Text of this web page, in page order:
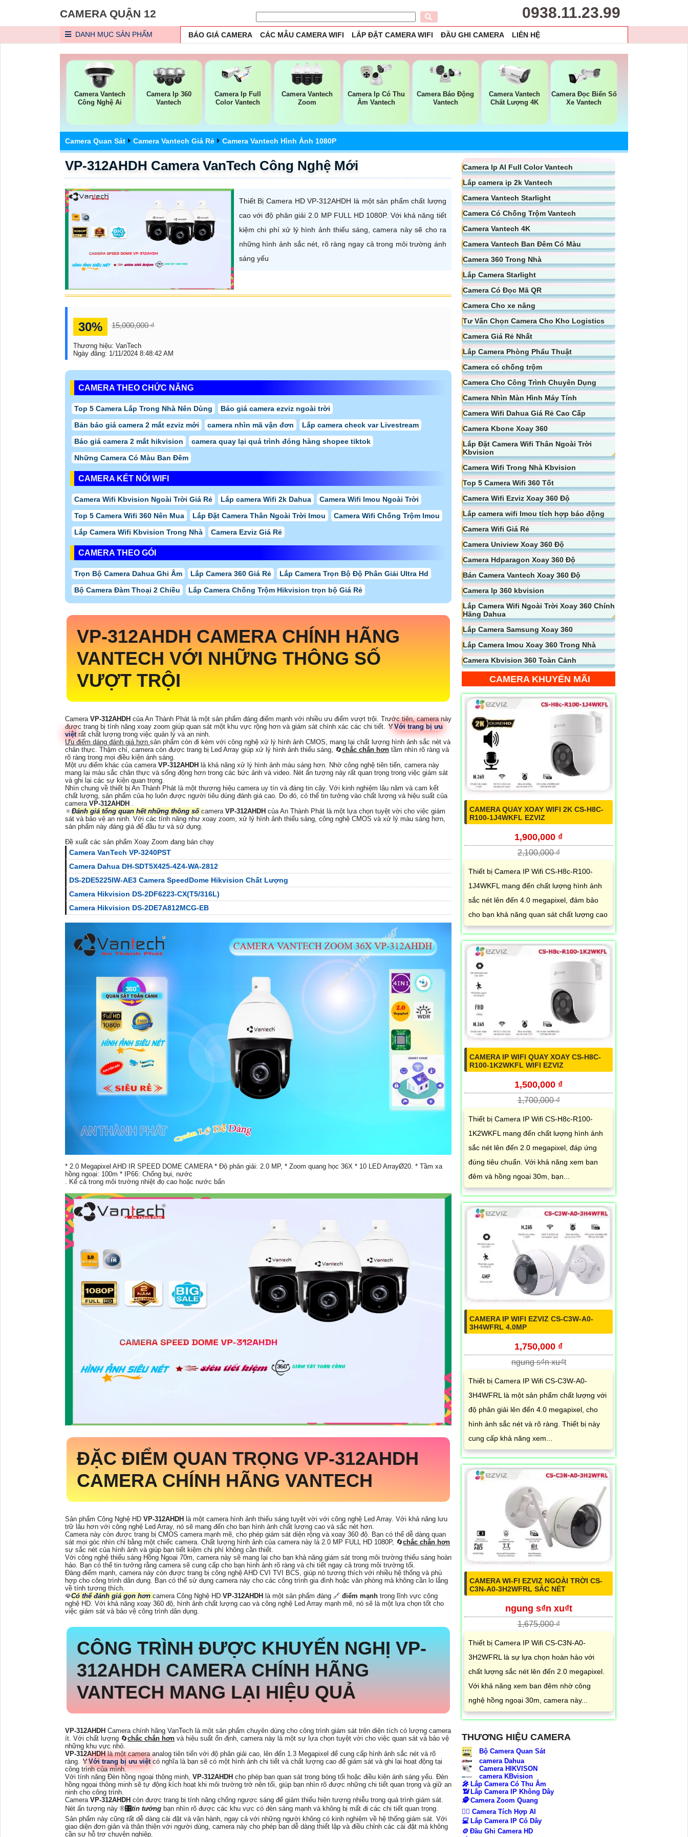
CAMERA QUẬN 12 0938.11.23.99
DANH MỤC SẢN PHẨM BÁO GIÁ CAMERA CÁC MẪU CAMERA WIFI LẮP ĐẶT CAMERA WIFI ĐẦU GHI CAMERA LIÊN HỆ
Camera Vantech
Công Nghệ Ai
Camera Ip 360
Vantech
Camera Ip Full
Color Vantech
Camera Vantech
Zoom
Camera Ip Có Thu
Âm Vantech
Camera Báo Động
Vantech
Camera Vantech
Chất Lượng 4K
Camera Đọc Biển Số
Xe Vantech
Camera Quan Sát Camera Vantech Giá Rẻ Camera Vantech Hình Ảnh 1080P
VP-312AHDH Camera VanTech Công Nghệ Mới
Thiết Bị Camera HD VP-312AHDH là một sản phẩm chất lượng
cao với độ phân giải 2.0 MP FULL HD 1080P. Với khả năng tiết
kiệm chi phí xử lý hình ảnh thiếu sáng, camera này sẽ cho ra
những hình ảnh sắc nét, rõ ràng ngay cả trong môi trường ánh
sáng yếu
30% 15,000,000 ₫
Thương hiệu: VanTech
Ngày đăng: 1/11/2024 8:48:42 AM
CAMERA THEO CHỨC NĂNG
Top 5 Camera Lắp Trong Nhà Nên Dùng
Báo giá camera ezviz ngoài trời
Bản báo giá camera 2 mắt ezviz mới
camera nhìn mã vận đơn
Lắp camera check var Livestream
Báo giá camera 2 mắt hikvision
camera quay lại quá trình đóng hàng shopee tiktok
Những Camera Có Màu Ban Đêm
CAMERA KẾT NỐI WIFI
Camera Wifi Kbvision Ngoài Trời Giá Rẻ Lắp camera Wifi 2k Dahua
Camera Wifi Imou Ngoài Trời
Top 5 Camera Wifi 360 Nên Mua
Lắp Đặt Camera Thân Ngoài Trời Imou
Camera Wifi Chống Trộm Imou
Lắp Camera Wifi Kbvision Trong Nhà
Camera Ezviz Giá Rẻ
CAMERA THEO GÓI
Trọn Bộ Camera Dahua Ghi Âm Lắp Camera 360 Giá Rẻ
Lắp Camera Trọn Bộ Độ Phân Giải Ultra Hd
Bộ Camera Đàm Thoại 2 Chiều
Lắp Camera Chống Trộm Hikvision trọn bộ Giá Rẻ
VP-312AHDH CAMERA CHÍNH HÃNG
VANTECH VỚI NHỮNG THÔNG SỐ
VƯỢT TRỘI
Camera VP-312AHDH của An Thành Phát là một sản phẩm đáng điểm mạnh với nhiều ưu điểm vượt trội. Trước tiên, camera này
được trang bị tính năng xoay zoom giúp quan sát một khu vực rộng hơn và giám sát chính xác các chi tiết. ️🏅 Với trang bị ưu
việtrất chất lượng trong việc quản lý và an ninh.
Ưu điểm dáng đánh giá hơn sản phẩm còn đi kèm với công nghệ xử lý hình ảnh CMOS, mang lại chất lượng hình ảnh sắc nét và
chân thực. Thậm chí, camera còn được trang bị Led Array giúp xử lý hình ảnh thiếu sáng, 🔄chắc chắn hơn tầm nhìn rõ ràng và
rõ ràng trong mọi điều kiện ánh sáng.
Một ưu điểm khác của camera VP-312AHDH là khả năng xử lý hình ảnh màu sáng hơn. Nhờ công nghệ tiên tiến, camera này
mang lại màu sắc chân thực và sống động hơn trong các bức ảnh và video. Nét ấn tượng này rất quan trọng trong việc giám sát
và ghi lại các sự kiện quan trọng.
Nhìn chung về thiết bị An Thành Phát là một thương hiệu camera uy tín và đáng tin cậy. Với kinh nghiệm lâu năm và cam kết
chất lượng, sản phẩm của họ luôn được người tiêu dùng đánh giá cao. Do đó, có thể tin tưởng vào chất lượng và hiệu suất của
camera VP-312AHDH .
🔅 Đánh giá tổng quan hết những thông số camera VP-312AHDH của An Thành Phát là một lựa chọn tuyệt vời cho việc giám
sát và bảo vệ an ninh. Với các tính năng như xoay zoom, xử lý hình ảnh thiếu sáng, công nghệ CMOS và xử lý màu sáng hơn,
sản phẩm này đáng giá để đầu tư và sử dụng.
Đề xuất các sản phẩm Xoay Zoom đang bán chạy
Camera VanTech VP-3240PST
Camera Dahua DH-SDT5X425-4Z4-WA-2812
DS-2DE5225IW-AE3 Camera SpeedDome Hikvision Chất Lượng
Camera Hikvision DS-2DF6223-CX(T5/316L)
Camera Hikvision DS-2DE7A812MCG-EB
* 2.0 Megapixel AHD IR SPEED DOME CAMERA * Độ phân giải: 2.0 MP, * Zoom quang học 36X * 10 LED ArrayØ20. * Tầm xa
hồng ngoại: 100m * IP66: Chống bụi, nước
. Kể cả trong môi trường nhiệt đọ cao hoặc nước bẩn
ĐẶC ĐIỂM QUAN TRỌNG VP-312AHDH
CAMERA CHÍNH HÃNG VANTECH
Sản phẩm Công Nghệ HD VP-312AHDH là một camera hình ảnh thiếu sáng tuyệt vời với công nghệ Led Array. Với khả năng lưu
trữ lâu hơn với công nghệ Led Array, nó sẽ mang đến cho bạn hình ảnh chất lượng cao và sắc nét hơn.
Camera này còn được trang bị CMOS camera mạnh mẽ, cho phép giám sát diện rộng và xoay 360 độ. Bạn có thể dễ dàng quan
sát mọi góc nhìn chỉ bằng một chiếc camera. Chất lượng hình ảnh của camera này là 2.0 MP FULL HD 1080P, 🔄chắc chắn hơn
sự sắc nét của hình ảnh và giúp bạn tiết kiệm chi phí không cần thiết.
Với công nghệ thiếu sáng Hồng Ngoại 70m, camera này sẽ mang lại cho bạn khả năng giám sát trong môi trường thiếu sáng hoàn
hảo. Bạn có thể tin tưởng rằng camera sẽ cung cấp cho bạn hình ảnh rõ ràng và chi tiết ngay cả trong môi trường tối.
Đáng điểm mạnh, camera này còn được trang bị công nghệ AHD CVI TVI BCS, giúp nó tương thích với nhiều hệ thống và phù
hợp cho công trình dân dụng. Bạn có thể sử dụng camera này cho các công trình gia đình hoặc văn phòng mà không cần lo lắng
về tính tương thích.
☫Có thể đánh giá gọn hơn camera Công Nghệ HD VP-312AHDH là một sản phẩm đáng 🔗 điểm mạnh trong lĩnh vực công
nghệ HD. Với khả năng xoay 360 độ, hình ảnh chất lượng cao và công nghệ Led Array mạnh mẽ, nó sẽ là một lựa chọn tốt cho
việc giám sát và bảo vệ công trình dân dụng.
CÔNG TRÌNH ĐƯỢC KHUYẾN NGHỊVP-
312AHDHCAMERA CHÍNH HÃNG
VANTECH MANG LẠI HIỆU QUẢ
VP-312AHDH Camera chính hãng VanTech là một sản phẩm chuyên dùng cho công trình giám sát trên diện tích có lượng camera
ít. Với chất lượng 🔄chắc chắn hơn và hiệu suất ổn định, camera này là một sự lựa chọn tuyệt vời cho việc quan sát và bảo vệ
những khu vực nhỏ.
VP-312AHDHlà một camera analog tiên tiến với độ phân giải cao, lên đến 1.3 Megapixel để cung cấp hình ảnh sắc nét và rõ
ràng. ️🏅 Với trang bị ưu việtcó nghĩa là bạn sẽ có một hình ảnh chi tiết và chất lượng cao để giám sát và ghi lại hoạt động tại
công trình của mình.
Với tính năng Đèn hồng ngoại thông minh, VP-312AHDH cho phép bạn quan sát trong bóng tối hoặc điều kiện ánh sáng yếu. Đèn
hồng ngọai thông minh sẽ tự động kích hoạt khi môi trường trở nên tối, giúp bạn nhìn rõ được những chi tiết quan trọng và giữ an
ninh cho công trình.
Camera VP-312AHDH còn được trang bị tính năng chống ngược sáng để giảm thiểu hiện tượng nhiễu trong quá trình giám sát.
Nét ấn tượng này ®️🎛tin tưởng bạn nhìn rõ được các khu vực có đèn sáng mạnh và không bị mất đi các chi tiết quan trọng.
Sản phẩm này cũng rất dễ dàng cài đặt và vận hành, ngay cả với những người không có kinh nghiệm về hệ thống giám sát. Với
giao diện đơn giản và thân thiện với người dùng, camera này cho phép bạn dễ dàng thiết lập và điều chỉnh các cài đặt mà không
cần sự hỗ trợ chuyên nghiệp.
Camera Ip AI Full Color Vantech
Lắp camera ip 2k Vantech
Camera Vantech Starlight
Camera Có Chống Trộm Vantech
Camera Vantech 4K
Camera Vantech Ban Đêm Có Màu
Camera 360 Trong Nhà
Lắp Camera Starlight
Camera Có Đọc Mã QR
Camera Cho xe nâng
Tư Vấn Chọn Camera Cho Kho Logistics
Camera Giá Rẻ Nhất
Lắp Camera Phòng Phẩu Thuật
Camera có chống trộm
Camera Cho Công Trình Chuyên Dụng
Camera Nhìn Màn Hình Máy Tính
Camera Wifi Dahua Giá Rẻ Cao Cấp
Camera Kbone Xoay 360
Lắp Đặt Camera Wifi Thân Ngoài Trời
Kbvision
Camera Wifi Trong Nhà Kbvision
Top 5 Camera Wifi 360 Tốt
Camera Wifi Ezviz Xoay 360 Độ
Lắp camera wifi Imou tích hợp báo động
Camera Wifi Giá Rẻ
Camera Uniview Xoay 360 Độ
Camera Hdparagon Xoay 360 Độ
Bán Camera Vantech Xoay 360 Độ
Camera Ip 360 kbvision
Lắp Camera Wifi Ngoài Trời Xoay 360 Chính
Hãng Dahua
Lắp Camera Samsung Xoay 360
Lắp Camera Imou Xoay 360 Trong Nhà
Camera Kbvision 360 Toàn Cảnh
CAMERA KHUYẾN MÃI
CAMERA QUAY XOAY WIFI 2K CS-H8C-
R100-1J4WKFL EZVIZ
1,900,000 ₫
2,100,000 ₫
Thiết bị Camera IP Wifi CS-H8c-R100-
1J4WKFL mang đến chất lượng hình ảnh
sắc nét lên đến 4.0 megapixel, đảm bảo
cho bạn khả năng quan sát chất lượng cao
CAMERA IP WIFI QUAY XOAY CS-H8C-
R100-1K2WKFL WIFI EZVIZ
1,500,000 ₫
1,700,000 ₫
Thiết bị Camera IP Wifi CS-H8c-R100-
1K2WKFL mang đến chất lượng hình ảnh
sắc nét lên đến 2.0 megapixel, đáp ứng
đúng tiêu chuẩn. Với khả năng xem ban
đêm và hồng ngoại 30m, bạn...
CAMERA IP WIFI EZVIZ CS-C3W-A0-
3H4WFRL 4.0MP
1,750,000 ₫
ngung s₫n xu₫t
Thiết bị Camera IP Wifi CS-C3W-A0-
3H4WFRL là một sản phẩm chất lượng với
độ phân giải lên đến 4.0 megapixel, cho
hình ảnh sắc nét và rõ ràng. Thiết bị này
cung cấp khả năng xem...
CAMERA WI-FI EZVIZ NGOÀI TRỜI CS-
C3N-A0-3H2WFRL SẮC NÉT
ngung s₫n xu₫t
1,675,000 ₫
Thiết bị Camera IP Wifi CS-C3N-A0-
3H2WFRL là sự lựa chọn hoàn hảo với
chất lượng sắc nét lên đến 2.0 megapixel.
Với khả năng xem ban đêm nhờ công
nghệ hồng ngoại 30m, camera này...
THƯƠNG HIỆU CAMERA
Bộ Camera Quan Sát
camera Dahua
Camera HIKVISON
camera KBvision
️🎤️ Lắp Camera Có Thu Âm
📶 Lắp Camera IP Không Dây
🕵️Camera Zoom Quang
🧛‍♀️ Camera Tích Hợp AI
💻Lắp Camera IP Có Dây
⚙️Đầu Ghi Camera HD